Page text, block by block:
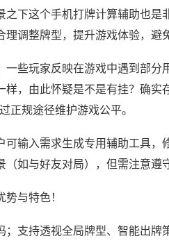
之下这个手机打牌计算辅助也
理调整牌型，提升游戏体验，避
一些玩家反映在游戏中遇到部
样，由此怀疑是不是有挂？确
正规途径维护游戏公平。
可输入需求生成专用辅助工具，
（如与好友对局），但需注意遵
与特色！
；支持透视全局牌型、智能出